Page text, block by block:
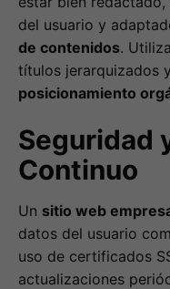
del usuario y
de contenidos.
títulos jerarquizados
posicionamiento
Seguridad
Continuo
Un sitio web
datos del usuario
uso de certificados
actualizaciones